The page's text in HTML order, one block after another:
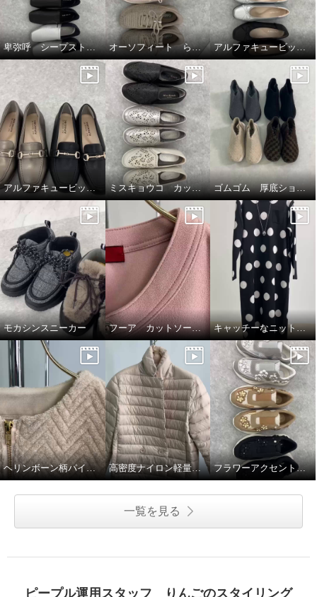
卑弥呼 シープストレッチレザー すっと履けるパンプス オーソフィート らくらくニットシューズ アルファキュービック リボンパンプス
アルファキュービック幅広ローファーシューズ ミスキョウコ カットワークシューズ ゴムゴム 厚底ショートブーツ🥾🤎
モカシンスニーカー フーア カットソープルオーバー キャッチーなニットワンピース
ヘリンボーン柄パイルジャガードジャケット 高密度ナイロン軽量ダウンジャケット フラワーアクセント軽量スリッポンシューズ
一覧を見る
ピープル運用スタッフ りんごのスタイリング